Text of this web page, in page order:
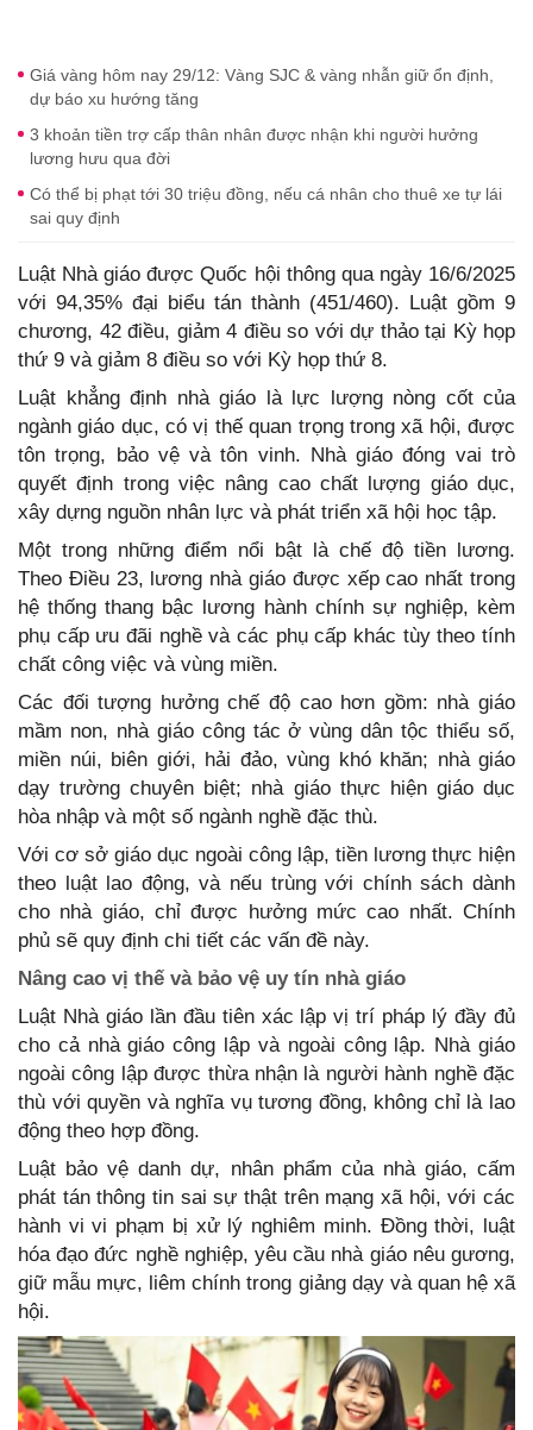
Giá vàng hôm nay 29/12: Vàng SJC & vàng nhẫn giữ ổn định,
dự báo xu hướng tăng
3 khoản tiền trợ cấp thân nhân được nhận khi người hưởng
lương hưu qua đời
Có thể bị phạt tới 30 triệu đồng, nếu cá nhân cho thuê xe tự lái
sai quy định
Luật Nhà giáo được Quốc hội thông qua ngày 16/6/2025
với 94,35% đại biểu tán thành (451/460). Luật gồm 9
chương, 42 điều, giảm 4 điều so với dự thảo tại Kỳ họp
thứ 9 và giảm 8 điều so với Kỳ họp thứ 8.
Luật khẳng định nhà giáo là lực lượng nòng cốt của
ngành giáo dục, có vị thế quan trọng trong xã hội, được
tôn trọng, bảo vệ và tôn vinh. Nhà giáo đóng vai trò
quyết định trong việc nâng cao chất lượng giáo dục,
xây dựng nguồn nhân lực và phát triển xã hội học tập.
Một trong những điểm nổi bật là chế độ tiền lương.
Theo Điều 23, lương nhà giáo được xếp cao nhất trong
hệ thống thang bậc lương hành chính sự nghiệp, kèm
phụ cấp ưu đãi nghề và các phụ cấp khác tùy theo tính
chất công việc và vùng miền.
Các đối tượng hưởng chế độ cao hơn gồm: nhà giáo
mầm non, nhà giáo công tác ở vùng dân tộc thiểu số,
miền núi, biên giới, hải đảo, vùng khó khăn; nhà giáo
dạy trường chuyên biệt; nhà giáo thực hiện giáo dục
hòa nhập và một số ngành nghề đặc thù.
Với cơ sở giáo dục ngoài công lập, tiền lương thực hiện
theo luật lao động, và nếu trùng với chính sách dành
cho nhà giáo, chỉ được hưởng mức cao nhất. Chính
phủ sẽ quy định chi tiết các vấn đề này.
Nâng cao vị thế và bảo vệ uy tín nhà giáo
Luật Nhà giáo lần đầu tiên xác lập vị trí pháp lý đầy đủ
cho cả nhà giáo công lập và ngoài công lập. Nhà giáo
ngoài công lập được thừa nhận là người hành nghề đặc
thù với quyền và nghĩa vụ tương đồng, không chỉ là lao
động theo hợp đồng.
Luật bảo vệ danh dự, nhân phẩm của nhà giáo, cấm
phát tán thông tin sai sự thật trên mạng xã hội, với các
hành vi vi phạm bị xử lý nghiêm minh. Đồng thời, luật
hóa đạo đức nghề nghiệp, yêu cầu nhà giáo nêu gương,
giữ mẫu mực, liêm chính trong giảng dạy và quan hệ xã
hội.